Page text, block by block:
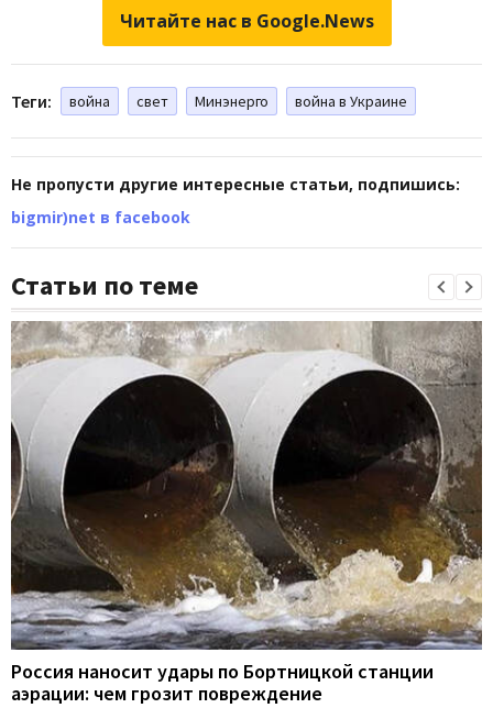
Читайте нас в Google.News
Теги: война свет Минэнерго война в Украине
Не пропусти другие интересные статьи, подпишись:
bigmir)net в facebook
Статьи по теме
Россия наносит удары по Бортницкой станции
аэрации: чем грозит повреждение